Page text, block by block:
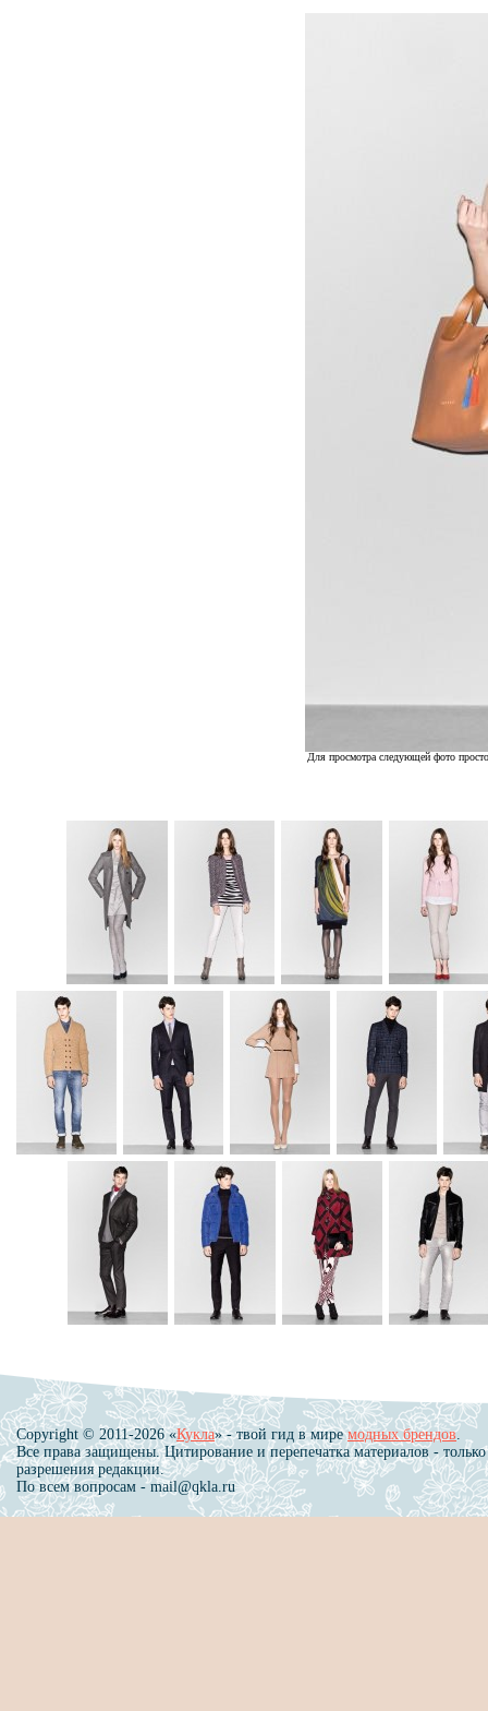
Для просмотра следующей фото
Copyright © 2011-2026 «Кукла» - твой гид в миремодных брендов.
Все права защищены. Цитирование и перепечатка материалов - только
разрешения редакции.
По всем вопросам - mail@qkla.ru